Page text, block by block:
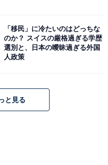
。
か？ もし不備があれば
、相手も出品者の気遣い
「移民」に冷たいのはどっちな
のか？ スイスの厳格過ぎる学歴
選別と、日本の曖昧過ぎる外国
人政策
と見る